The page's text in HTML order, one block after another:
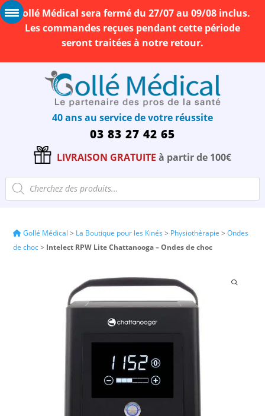
Gollé Médical sera fermé du 27/07 au 09/08 inclus.
Les commandes reçues pendant cette période
seront traitées à notre retour.
40 ans au service de votre réussite
03 83 27 42 65
LIVRAISON GRATUITE à partir de 100€
Recherche
de
produits
Gollé Médical > La Boutique pour les Kinés > Physiothérapie >Ondes
de choc> Intelect RPW Lite Chattanooga – Ondes de choc